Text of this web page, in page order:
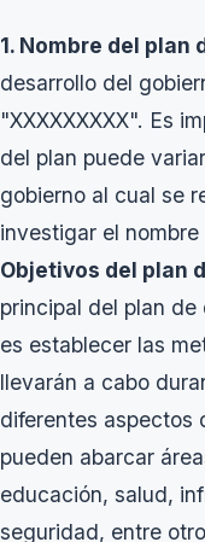
1. Nombre del plan
desarrollo del
"XXXXXXXXX". Es
del plan puede
gobierno al cual se
investigar el
Objetivos del plan
principal del plan
es establecer las
llevarán a cabo
diferentes aspectos
pueden abarcar
educación, salud,
seguridad, entre